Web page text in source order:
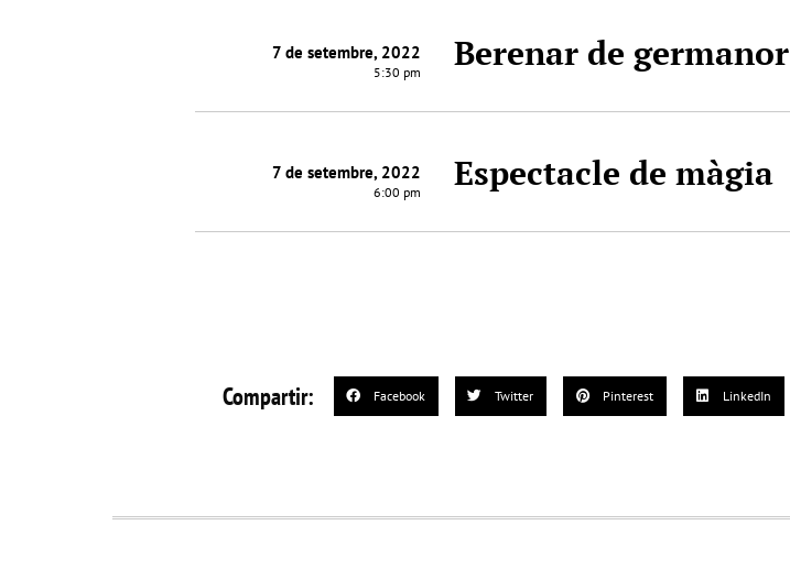
7 de setembre, 2022
5:30 pm Berenar de germanor
7 de setembre, 2022
6:00 pm Espectacle de màgia
Compartir: Facebook Twitter Pinterest LinkedIn